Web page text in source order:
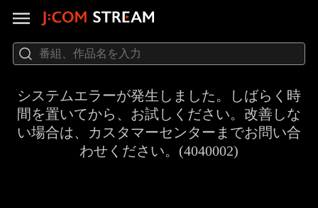
システムエラーが発生しました。しばらく時
間を置いてから、お試しください。改善しな
い場合は、カスタマーセンターまでお問い合
わせください。(4040002)